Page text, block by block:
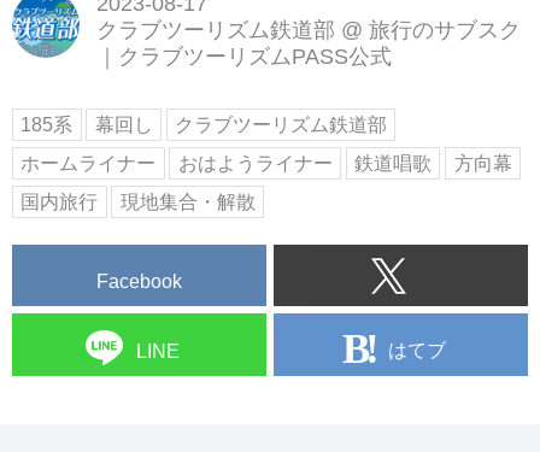
クラブツーリズム鉄道部 @ 旅行のサブスク
｜クラブツーリズムPASS公式
185系 幕回し
クラブツーリズム鉄道部
ホームライナー
おはようライナー 鉄道唱歌
方向幕
国内旅行
現地集合・解散
Facebook
LINE はてブ